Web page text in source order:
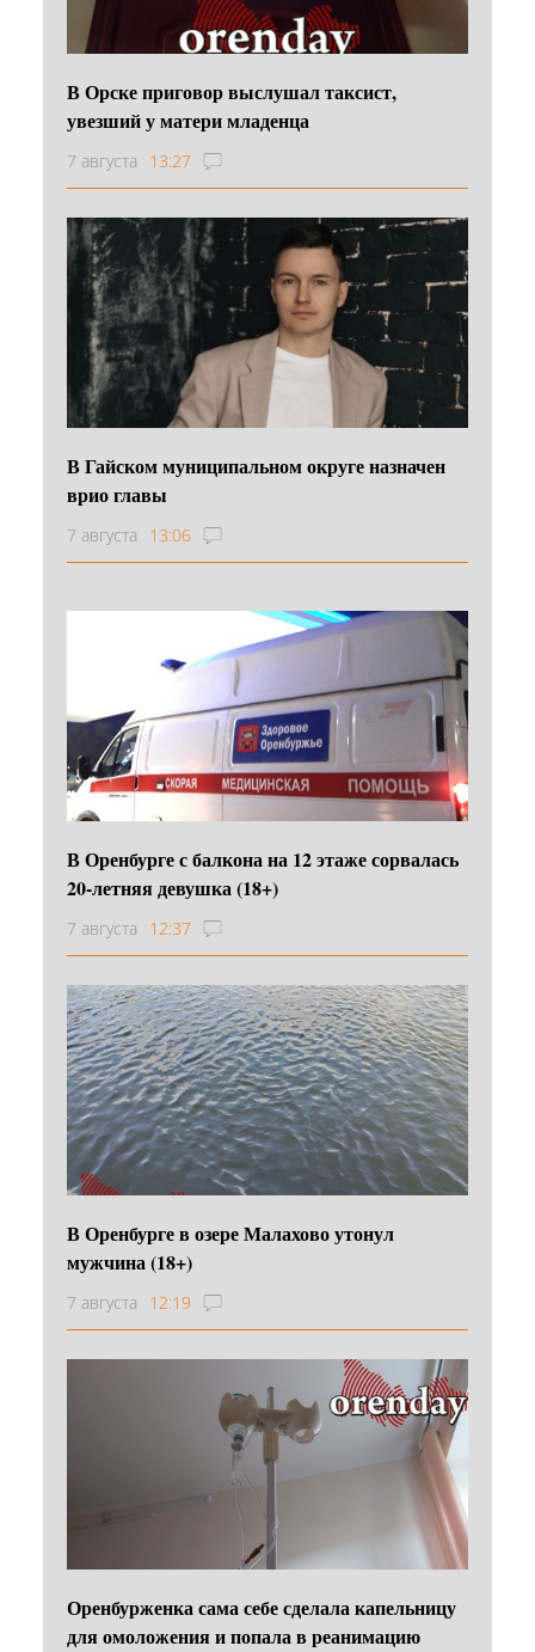
В Орске приговор выслушал таксист,
увезший у матери младенца
7 августа 13:27
В Гайском муниципальном округе назначен
врио главы
7 августа 13:06
В Оренбурге с балкона на 12 этаже сорвалась
20-летняя девушка (18+)
7 августа 12:37
В Оренбурге в озере Малахово утонул
мужчина (18+)
7 августа 12:19
Оренбурженка сама себе сделала капельницу
для омоложения и попала в реанимацию